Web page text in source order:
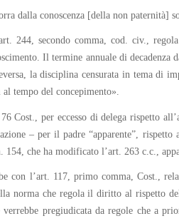
dalla conoscenza [della non paternità]
244, secondo comma, cod. civ.,
Il termine annuale di decadenza
la disciplina censurata in tema di
tempo del concepimento».
Cost., per eccesso di delega rispetto
– per il padre “apparente”, rispetto
che ha modificato l’art. 263 c.c.,
l’art. 117, primo comma, Cost.,
norma che regola il diritto al rispetto
pregiudicata da regole che a